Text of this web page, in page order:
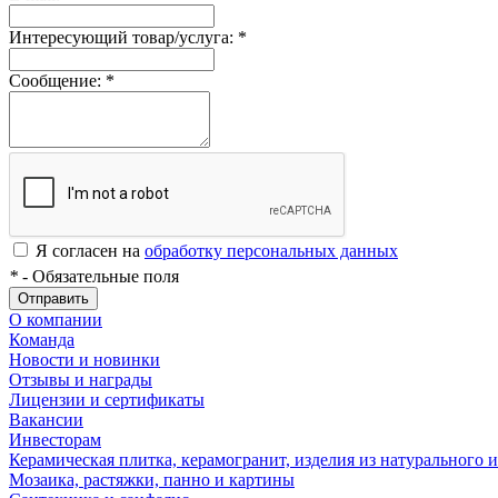
Интересующий товар/услуга: *
Сообщение: *
Я согласен на обработку персональных данных
* - Обязательные поля
Отправить
О компании
Команда
Новости и новинки
Отзывы и награды
Лицензии и сертификаты
Вакансии
Инвесторам
Керамическая плитка, керамогранит, изделия из натурального
Мозаика, растяжки, панно и картины